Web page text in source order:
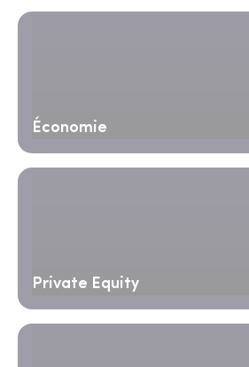
Économie
Private Equity